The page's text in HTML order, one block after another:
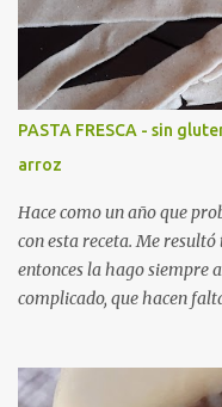
PASTA FRESCA - sin
arroz
Hace como un año que
con esta receta. Me
entonces la hago siempre
complicado, que hacen